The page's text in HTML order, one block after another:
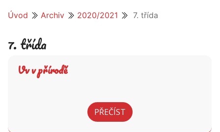
Úvod Archiv 2020/2021 7. třída
7. třída
Vv v přírodě
PŘEČÍST